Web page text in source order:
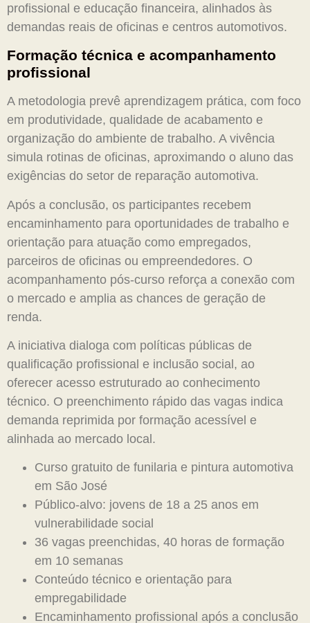
profissional e educação financeira, alinhados às
demandas reais de oficinas e centros automotivos.
Formação técnica e acompanhamento
profissional
A metodologia prevê aprendizagem prática, com foco
em produtividade, qualidade de acabamento e
organização do ambiente de trabalho. A vivência
simula rotinas de oficinas, aproximando o aluno das
exigências do setor de reparação automotiva.
Após a conclusão, os participantes recebem
encaminhamento para oportunidades de trabalho e
orientação para atuação como empregados,
parceiros de oficinas ou empreendedores. O
acompanhamento pós-curso reforça a conexão com
o mercado e amplia as chances de geração de
renda.
A iniciativa dialoga com políticas públicas de
qualificação profissional e inclusão social, ao
oferecer acesso estruturado ao conhecimento
técnico. O preenchimento rápido das vagas indica
demanda reprimida por formação acessível e
alinhada ao mercado local.
Curso gratuito de funilaria e pintura automotiva
em São José
Público-alvo: jovens de 18 a 25 anos em
vulnerabilidade social
36 vagas preenchidas, 40 horas de formação
em 10 semanas
Conteúdo técnico e orientação para
empregabilidade
Encaminhamento profissional após a conclusão